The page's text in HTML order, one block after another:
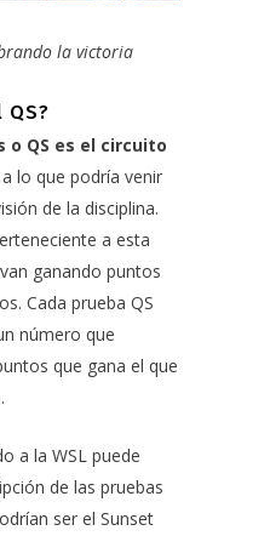
la victoria
QS?
o QS es el circuito
lo que podría venir
de la disciplina.
a esta
ganando puntos
Cada prueba QS
número que
que gana el que
a la WSL puede
de las pruebas
ser el Sunset